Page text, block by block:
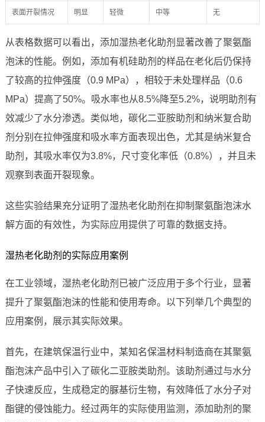
表面开裂情况 明显 轻微 中等 无
从表格数据可以看出，添加湿热老化助剂显著改善了聚氨酯
泡沫的性能。例如，添加有机硅助剂的样品在老化后仍保持
了较高的拉伸强度（0.9 MPa），相较于未处理样品（0.6
MPa）提高了50%。吸水率也从8.5%降至5.2%，说明助剂有
效减少了水分渗透。类似地，碳化二亚胺助剂和纳米复合助
剂分别在拉伸强度和吸水率方面表现出色，尤其是纳米复合
助剂，其吸水率仅为3.8%，尺寸变化率低（0.8%），并且未
观察到表面开裂现象。
这些实验结果充分证明了湿热老化助剂在抑制聚氨酯泡沫水
解方面的有效性，为实际应用提供了可靠的数据支持。
湿热老化助剂的实际应用案例
在工业领域，湿热老化助剂已被广泛应用于多个行业，显著
提升了聚氨酯泡沫的性能和使用寿命。以下列举几个典型的
应用案例，展示其实际效果。
首先，在建筑保温行业中，某知名保温材料制造商在其聚氨
酯泡沫产品中引入了碳化二亚胺类助剂。该助剂通过与水分
子快速反应，生成稳定的脲基衍生物，有效降低了水分子对
酯键的侵蚀能力。经过两年的实际使用监测，添加助剂的聚